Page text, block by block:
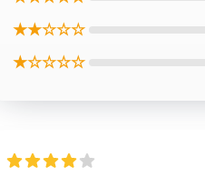
★★☆☆☆
★☆☆☆☆